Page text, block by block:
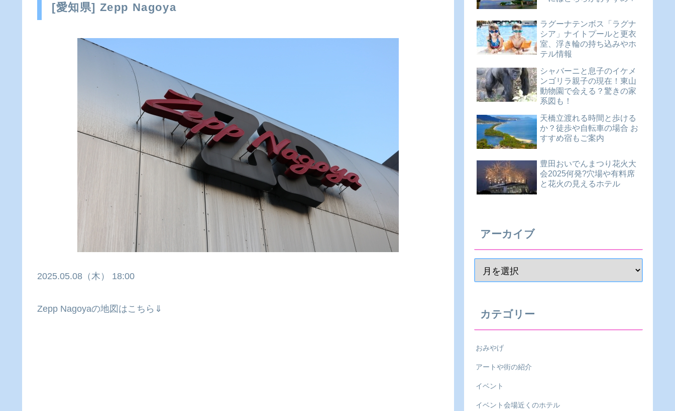
[愛知県] Zepp Nagoya
2025.05.08（木） 18:00
Zepp Nagoyaの地図はこちら⇓
ラグーナテンボス「ラグナ
シア」ナイトプールと更衣
室、浮き輪の持ち込みやホ
テル情報
シャバーニと息子のイケメ
ンゴリラ親子の現在！東山
動物園で会える？驚きの家
系図も！
天橋立渡れる時間と歩ける
か？徒歩や自転車の場合 お
すすめ宿もご案内
豊田おいでんまつり花火大
会2025何発?穴場や有料席
と花火の見えるホテル
アーカイブ
カテゴリー
おみやげ
アートや街の紹介
イベント
イベント会場近くのホテル